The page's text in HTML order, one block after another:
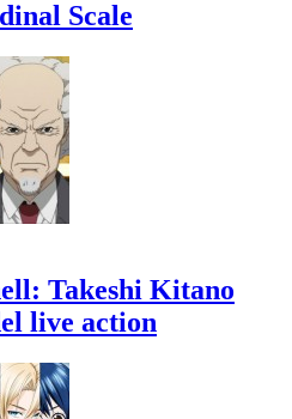
Scale
Takeshi Kitano
live action